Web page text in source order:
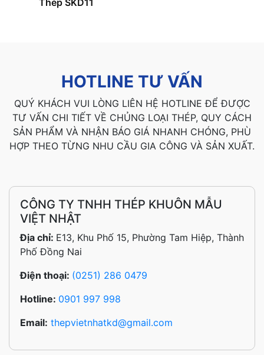
Thép SKD11
HOTLINE TƯ VẤN
QUÝ KHÁCH VUI LÒNG LIÊN HỆ HOTLINE ĐỂ ĐƯỢC
TƯ VẤN CHI TIẾT VỀ CHỦNG LOẠI THÉP, QUY CÁCH
SẢN PHẨM VÀ NHẬN BÁO GIÁ NHANH CHÓNG, PHÙ
HỢP THEO TỪNG NHU CẦU GIA CÔNG VÀ SẢN XUẤT.
CÔNG TY TNHH THÉP KHUÔN MẪU
VIỆT NHẬT
Địa chỉ: E13, Khu Phố 15, Phường Tam Hiệp, Thành
Phố Đồng Nai
Điện thoại: (0251) 286 0479
Hotline: 0901 997 998
Email: thepvietnhatkd@gmail.com